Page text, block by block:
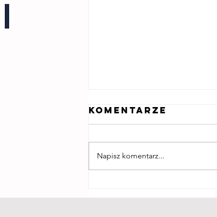
UEK
Komentarze
Napisz komentarz...